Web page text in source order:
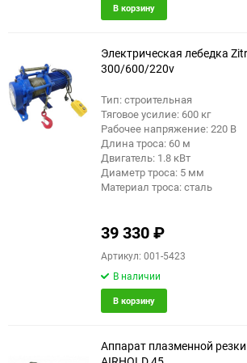
В корзину
Электрическая лебедка
300/600/220v
Тип: строительная
Тяговое усилие: 600 кг
Рабочее напряжение: 220 В
Длина троса: 60 м
Двигатель: 1.8 кВт
Диаметр троса: 5 мм
Материал троса: сталь
39 330₽
Артикул: 001-5423
В наличии
В корзину
Аппарат плазменной